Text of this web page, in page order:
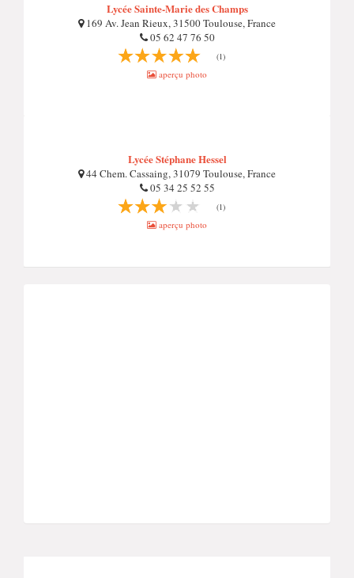
Lycée Sainte-Marie des Champs
169 Av. Jean Rieux, 31500 Toulouse, France
05 62 47 76 50
(1)
aperçu photo
Lycée Stéphane Hessel
44 Chem. Cassaing, 31079 Toulouse, France
05 34 25 52 55
(1)
aperçu photo